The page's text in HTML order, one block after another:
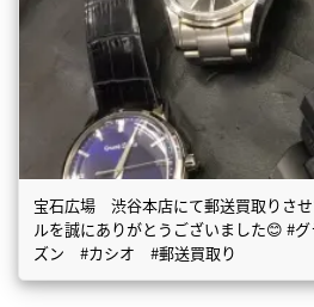
宝石広場 渋谷本店にて郵送買取りさ
ルを誠にありがとうございました😊 #
ズン #カシオ #郵送買取り